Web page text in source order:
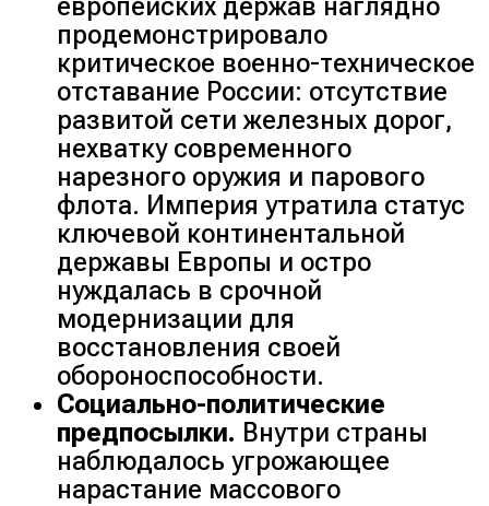
европейских держав наглядно
продемонстрировало
критическое военно-техническое
отставание России: отсутствие
развитой сети железных дорог,
нехватку современного
нарезного оружия и парового
флота. Империя утратила статус
ключевой континентальной
державы Европы и остро
нуждалась в срочной
модернизации для
восстановления своей
обороноспособности.
Социально-политические
предпосылки. Внутри страны
наблюдалось угрожающее
нарастание массового